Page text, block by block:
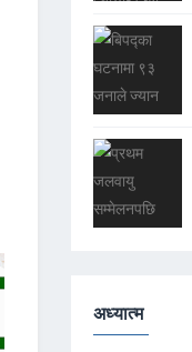
अध्यात्म